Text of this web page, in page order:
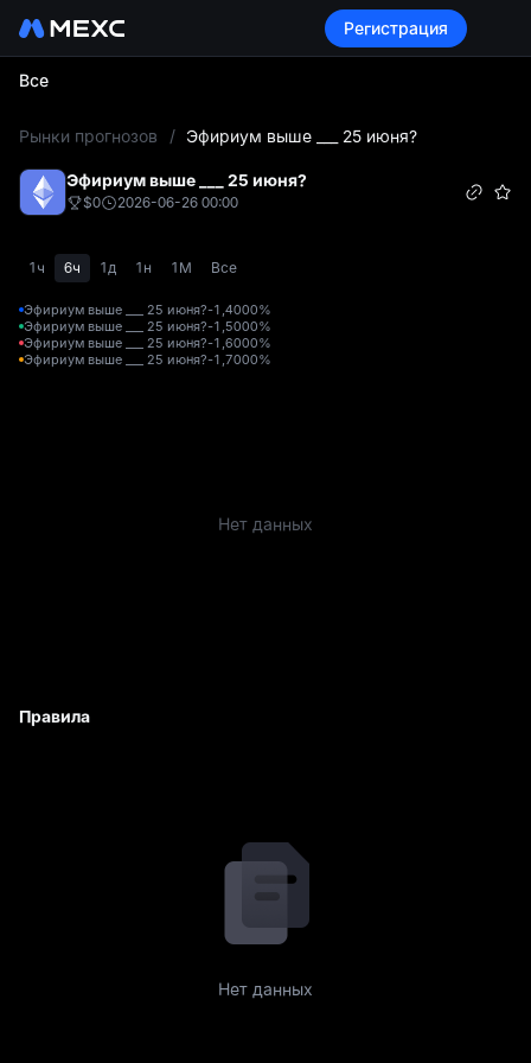
Регистрация
Все
Рынки прогнозов / Эфириум выше ___ 25 июня?
Эфириум выше ___ 25 июня?
$0 2026-06-26 00:00
1ч 6ч 1д 1н 1М Все
Эфириум выше ___ 25 июня?-1,4000%
Эфириум выше ___ 25 июня?-1,5000%
Эфириум выше ___ 25 июня?-1,6000%
Эфириум выше ___ 25 июня?-1,7000%
Нет данных
Правила
Нет данных